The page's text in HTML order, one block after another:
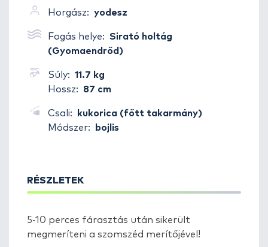
Horgász: yodesz
Fogás helye: Sirató holtág
(Gyomaendrőd)
Súly: 11.7 kg
Hossz:
87 cm
Csali:
kukorica (főtt takarmány)
Módszer:
bojlis
RÉSZLETEK
5-10 perces fárasztás után sikerült
megmeríteni a szomszéd merítőjével!